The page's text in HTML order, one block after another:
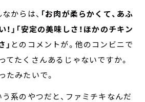
からは、 「お肉が柔らかくて、あふ
」「安定の美味しさ！ほかのチキン
とのコメントが。他のコンビニで
てたくさんあるじゃないですか。
たみたいで。
系のやつだと、ファミチキなんだ